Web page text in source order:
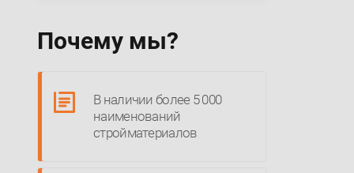
Почему мы?
В наличии более 5 000
наименований
стройматериалов